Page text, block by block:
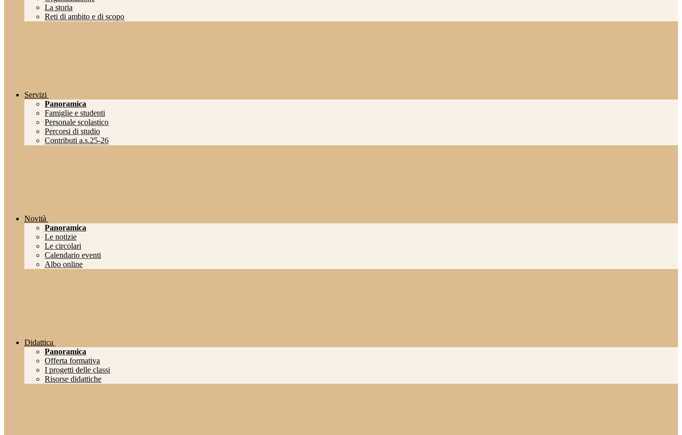
La storia
Reti di ambito e di scopo
Servizi
Panoramica
Famiglie e studenti
Personale scolastico
Percorsi di studio
Contributi a.s.25-26
Novità
Panoramica
Le notizie
Le circolari
Calendario eventi
Albo online
Didattica
Panoramica
Offerta formativa
I progetti delle classi
Risorse didattiche